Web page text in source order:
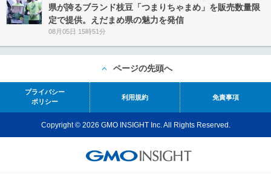
県が誇るブランド枝豆「つまりちゃまめ」を販売数量限
定で提供。えだまめ県の魅力を発信
08月05日 15時51分
ページの先頭へ
プライバシー
ポリシー
利用規約 免責事項
Copyright © 2026 GMO INSIGHT Inc. All Rights Reserved.